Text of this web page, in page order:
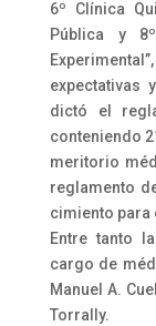
6º Clínica
Pública y
expectativas
dictó el
conteniendo
meritorio
reglamento
cimiento para
Entre tanto
cargo de
Manuel A.
Torrally.